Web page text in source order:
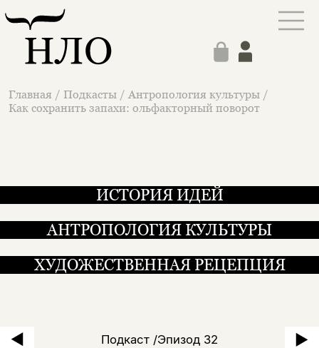
Главная / Подкасты / Антропология культуры /
Как сохранить запахи: ольфакторный поворот
ИСТОРИЯ ИДЕЙ
АНТРОПОЛОГИЯ КУЛЬТУРЫ
ХУДОЖЕСТВЕННАЯ РЕЦЕПЦИЯ
Подкаст /Эпизод 32